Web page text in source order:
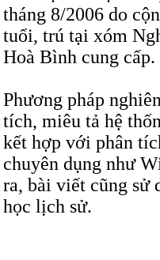
tháng 8/2006 do
tuổi, trú tại xóm
Hoà Bình cung cấp.
Phương pháp
tích, miêu tả hệ
kết hợp với phân
chuyên dụng như
ra, bài viết cũng sử
học lịch sử.